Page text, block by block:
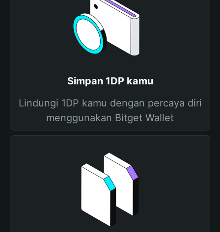
Simpan 1DP kamu
Lindungi 1DP kamu dengan percaya diri
menggunakan Bitget Wallet